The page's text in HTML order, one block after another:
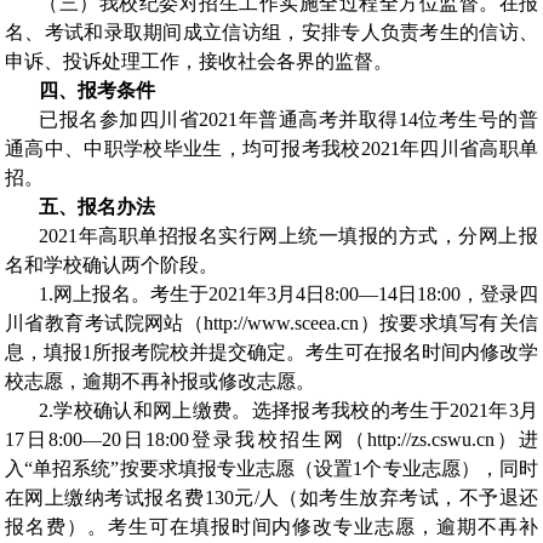
名、考试和录取期间成立信访组，安排专人负责考生的信访、
申诉、投诉处理工作，接收社会各界的监督。
四、报考条件
已报名参加四川省2021 年普通高考并取得14位考生号的普
通高中、中职学校毕业生，均可报考我校2021年四川省高职单
招。
五、报名办法
2021 年高职单招报名实行网上统一填报的方式，分网上报
名和学校确认两个阶段。
1.网上报名。考生于2021年3月 4日 8:00—14日 18:00 ，登录四
川省教育考试院网站（http://www.sceea.cn ）按要求填写有关信
息，填报1 所报考院校并提交确定。考生可在报名时间内修改学
校志愿，逾期不再补报或修改志愿。
2.学校确认和网上缴费。选择报考我校的考生于2021年3月
17 日8:00—20 日 18:00登录我校招生网（ http://zs.cswu.cn ）进
入“单招系统”按要求填报专业志愿（设置1个专业志愿），同时
在网上缴纳考试报名费130元/人（如考生放弃考试，不予退还
报名费）。考生可在填报时间内修改专业志愿，逾期不再补